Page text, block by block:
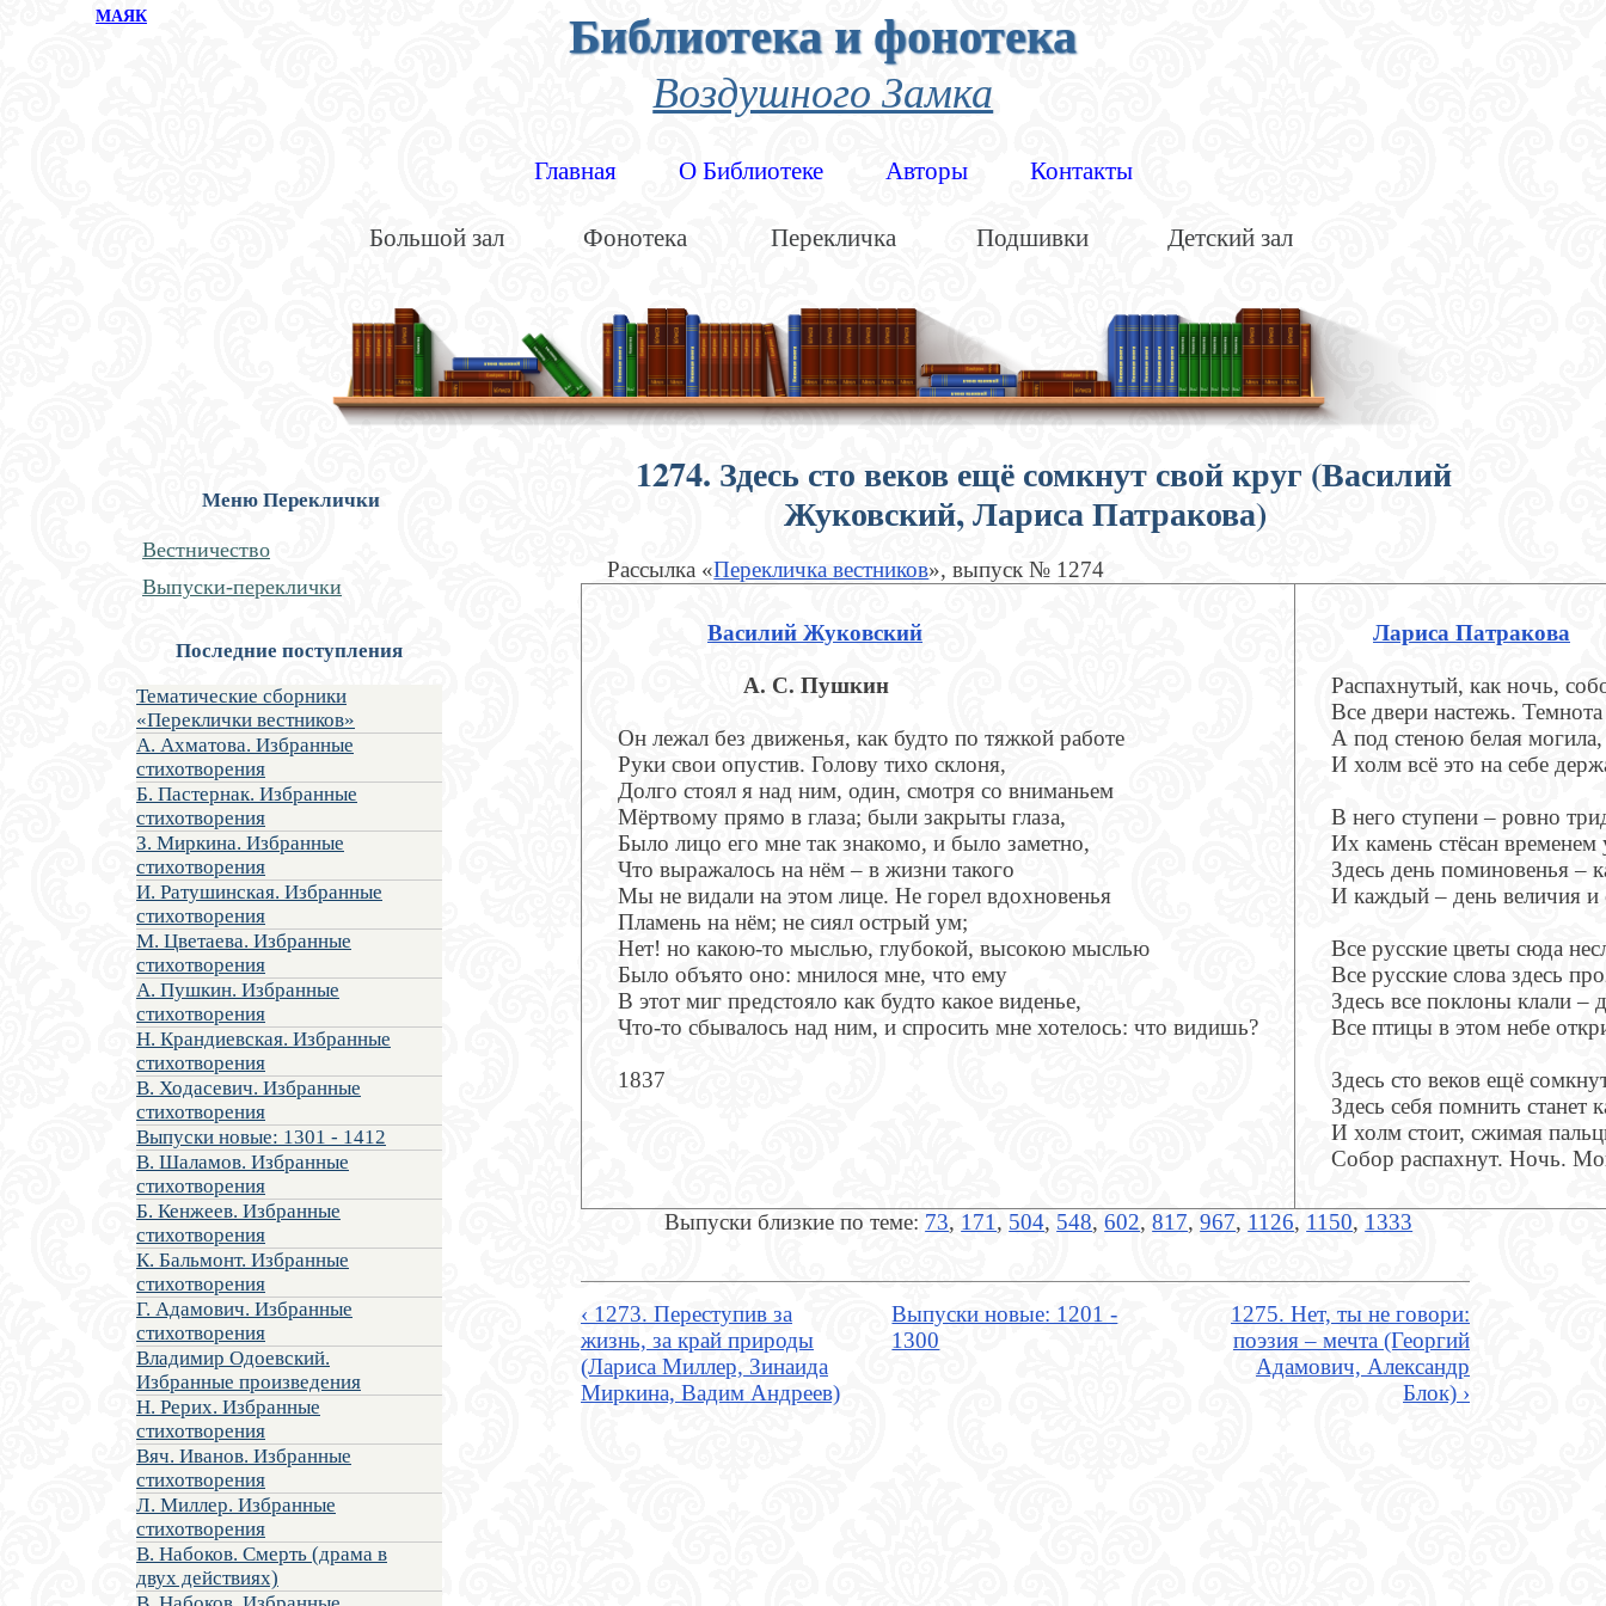
МАЯК Библиотека и фонотека
Воздушного Замка
Главная О Библиотеке Авторы Контакты
Большой зал Фонотека Перекличка Подшивки Детский зал
Меню Переклички
Вестничество
Выпуски-переклички
Последние поступления
Тематические сборники
«Переклички вестников»
А. Ахматова. Избранные
стихотворения
Б. Пастернак. Избранные
стихотворения
З. Миркина. Избранные
стихотворения
И. Ратушинская. Избранные
стихотворения
М. Цветаева. Избранные
стихотворения
А. Пушкин. Избранные
стихотворения
Н. Крандиевская. Избранные
стихотворения
В. Ходасевич. Избранные
стихотворения
Выпуски новые: 1301 - 1412
В. Шаламов. Избранные
стихотворения
Б. Кенжеев. Избранные
стихотворения
К. Бальмонт. Избранные
стихотворения
Г. Адамович. Избранные
стихотворения
Владимир Одоевский.
Избранные произведения
Н. Рерих. Избранные
стихотворения
Вяч. Иванов. Избранные
стихотворения
Л. Миллер. Избранные
стихотворения
В. Набоков. Смерть (драма в
двух действиях)
1274. Здесь сто веков ещё сомкнут свой круг (Василий
Жуковский, Лариса Патракова)
Рассылка «Перекличка вестников», выпуск № 1274
Василий Жуковский
А. С. Пушкин
Он лежал без движенья, как будто по тяжкой работе
Руки свои опустив. Голову тихо склоня,
Долго стоял я над ним, один, смотря со вниманьем
Мёртвому прямо в глаза; были закрыты глаза,
Было лицо его мне так знакомо, и было заметно,
Что выражалось на нём – в жизни такого
Мы не видали на этом лице. Не горел вдохновенья
Пламень на нём; не сиял острый ум;
Нет! но какою-то мыслью, глубокой, высокою мыслью
Было объято оно: мнилося мне, что ему
В этот миг предстояло как будто какое виденье,
Что-то сбывалось над ним, и спросить мне хотелось: что видишь?
1837
Лариса Патракова
Распахнутый, как ночь,
Все двери настежь.
А под стеною белая могила,
И холм всё это на себе
В него ступени – ровно
Их камень стёсан временем
Здесь день поминовенья –
И каждый – день величия и
Все русские цветы сюда
Все русские слова здесь
Здесь все поклоны клали –
Все птицы в этом небе
Здесь сто веков ещё
Здесь себя помнить
И холм стоит, сжимая
Собор распахнут. Ночь.
Выпуски близкие по теме: 73, 171 , 504, 548,602,817,967, 1126, 1150, 1333
‹ 1273. Переступив за
жизнь, за край природы
(Лариса Миллер, Зинаида
Миркина, Вадим Андреев)
Выпуски новые: 1201 -
1300
1275. Нет, ты не говори:
поэзия – мечта (Георгий
Адамович, Александр
Блок) ›